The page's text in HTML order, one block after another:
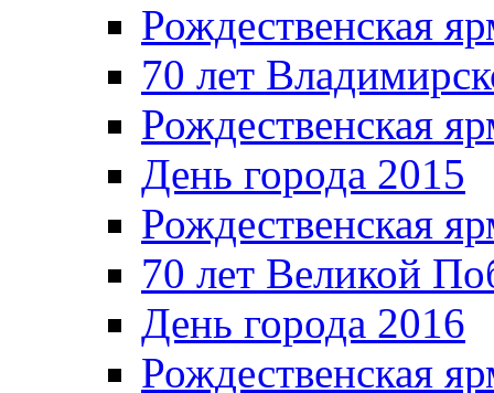
Рождественская
70 лет
Рождественская
День города 2015
Рождественская
70 лет Великой
День города 2016
Рождественская